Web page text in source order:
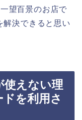
望百景のお店で
決できると思い
使えない理
を利用さ